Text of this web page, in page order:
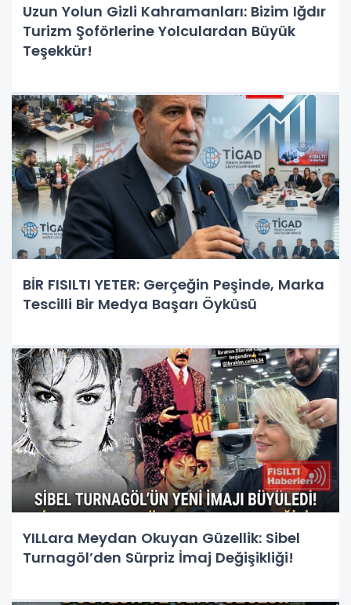
Uzun Yolun Gizli Kahramanları: Bizim Iğdır
Turizm Şoförlerine Yolculardan Büyük
Teşekkür!
BİR FISILTI YETER: Gerçeğin Peşinde, Marka
Tescilli Bir Medya Başarı Öyküsü
YILLara Meydan Okuyan Güzellik: Sibel
Turnagöl’den Sürpriz İmaj Değişikliği!